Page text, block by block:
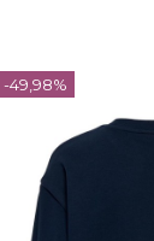
-49,98%